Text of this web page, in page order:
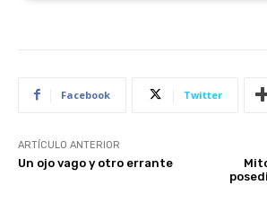
Facebook Twitter
ARTÍCULO ANTERIOR
Un ojo vago y otro errante